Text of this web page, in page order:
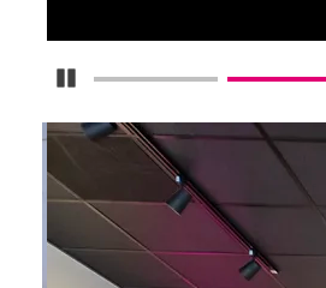
Detener carrusel